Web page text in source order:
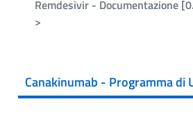
Remdesivir - Documentazione
>
Canakinumab - Programma di